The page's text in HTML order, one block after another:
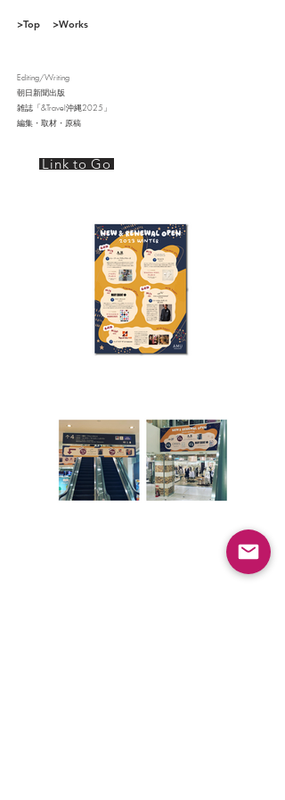
>Top >Works
Editing/Writing
朝日新聞出版
雑誌「&Travel沖縄2025」
編集・取材・原稿
Link to Go